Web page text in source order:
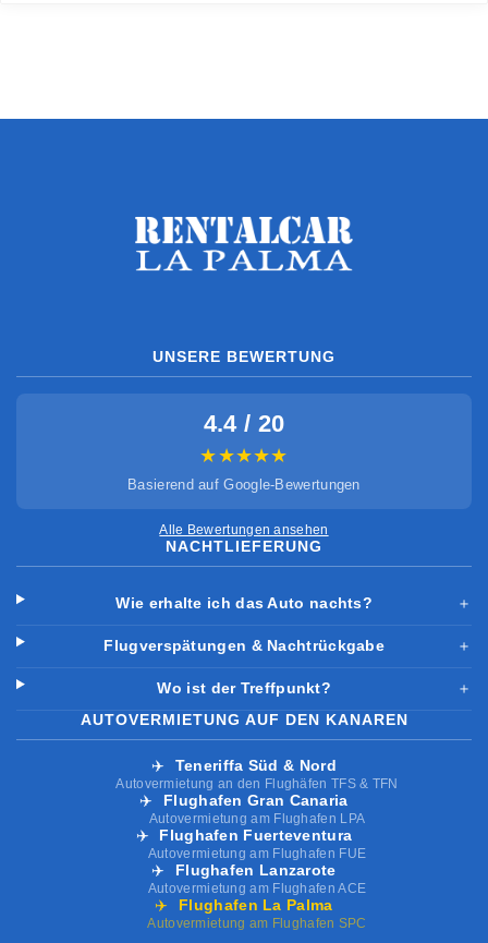
UNSERE BEWERTUNG
4.4 / 20
★★★★★
Basierend auf Google-Bewertungen
Alle Bewertungen ansehen
NACHTLIEFERUNG
Wie erhalte ich das Auto nachts? ＋
Flugverspätungen & Nachtrückgabe ＋
Wo ist der Treffpunkt?
＋
AUTOVERMIETUNG AUF DEN KANAREN
✈️ Teneriffa Süd & Nord
Autovermietung an den Flughäfen TFS & TFN
✈️ Flughafen Gran Canaria
Autovermietung am Flughafen LPA
✈️ Flughafen Fuerteventura
Autovermietung am Flughafen FUE
✈️ Flughafen Lanzarote
Autovermietung am Flughafen ACE
✈️ Flughafen La Palma
Autovermietung am Flughafen SPC